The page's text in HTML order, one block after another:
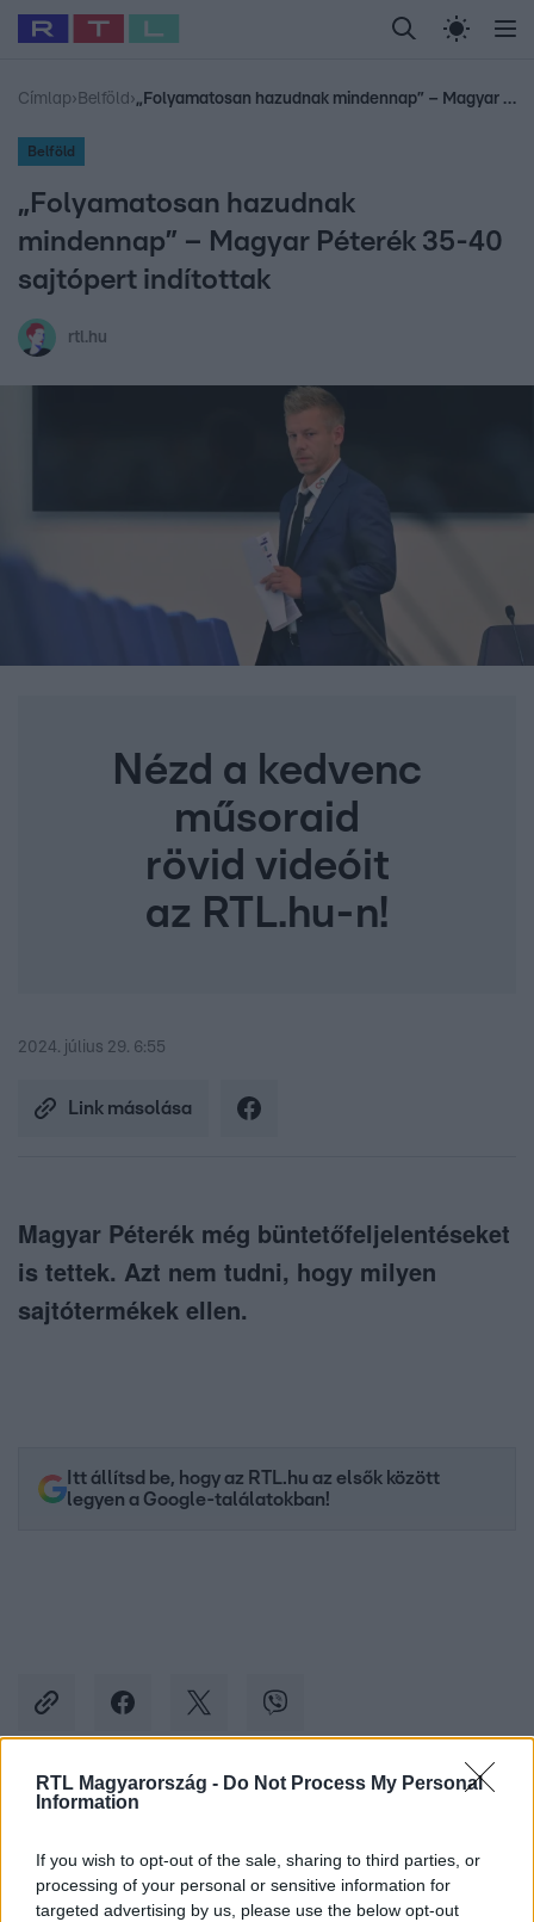
RTL Magyarország - Do Not Process My Personal
Information
If you wish to opt-out of the sale, sharing to third parties, or
processing of your personal or sensitive information for
targeted advertising by us, please use the below opt-out
Legfrissebb RTL Híradó Randi Celeb vagyok,
Babits Marcella Most Wanted Gallusz
Címlap› Belföld › „Folyamatosan hazudnak mindennap” – Magyar Péterék 35-40 sajtópert indítottak
Belföld
„Folyamatosan hazudnak
mindennap” – Magyar Péterék 35-40
sajtópert indítottak
rtl.hu
Nézd a kedvenc
műsoraid
rövid videóit
az RTL.hu-n!
2024. július 29. 6:55
Link másolása
Magyar Péterék még büntetőfeljelentéseket
is tettek. Azt nem tudni, hogy milyen
sajtótermékek ellen.
Itt állítsd be, hogy az RTL.hu az elsők között
legyen a Google-találatokban!
Kövess minket, és értesülj a friss hírekről a
Követem